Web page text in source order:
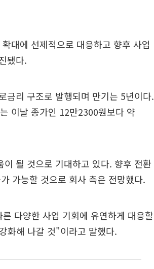
대에 선제적으로 대응하고 향후 사업
됐다.
금리 구조로 발행되며 만기는 5년이다.
이날 종가인 12만2300원보다 약
될 것으로 기대하고 있다. 향후 전환
가능할 것으로 회사 측은 전망했다.
다양한 사업 기회에 유연하게 대응할
화해 나갈 것"이라고 말했다.